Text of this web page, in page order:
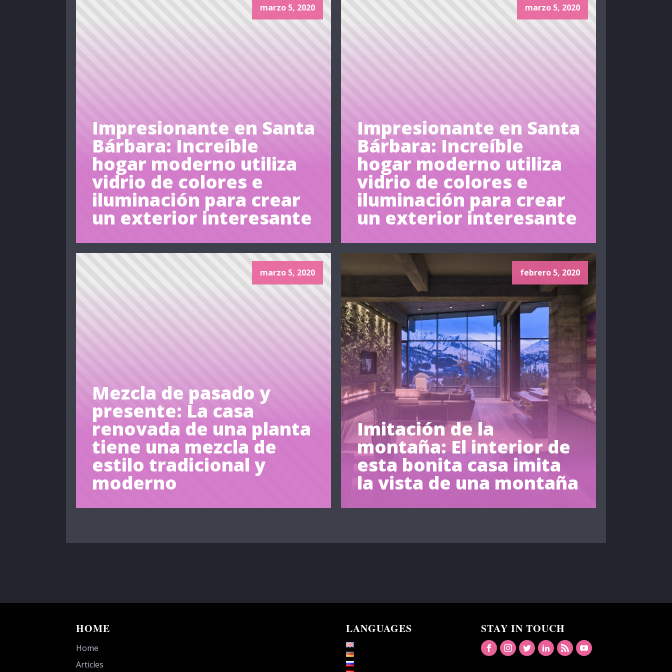
marzo 5, 2020
Impresionante en Santa
Bárbara: Increíble
hogar moderno utiliza
vidrio de colores e
iluminación para crear
un exterior interesante
marzo 5, 2020
Impresionante en Santa
Bárbara: Increíble
hogar moderno utiliza
vidrio de colores e
iluminación para crear
un exterior interesante
marzo 5, 2020
Mezcla de pasado y
presente: La casa
renovada de una planta
tiene una mezcla de
estilo tradicional y
moderno
febrero 5, 2020
Imitación de la
montaña: El interior de
esta bonita casa imita
la vista de una montaña
HOME
Home
Articles
LANGUAGES STAY IN TOUCH